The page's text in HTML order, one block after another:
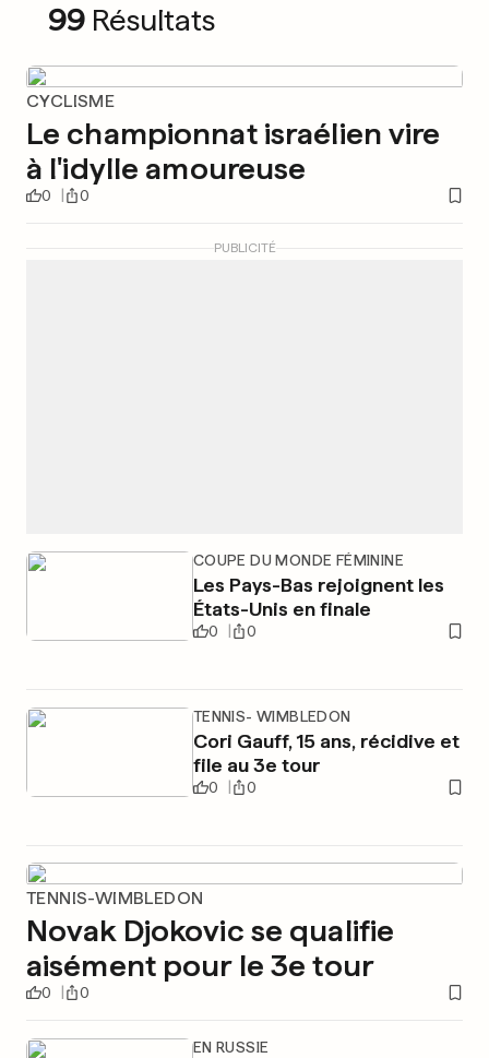
99 Résultats
CYCLISME
Le championnat israélien vire
à l'idylle amoureuse
0 0
COUPE DU MONDE FÉMININE
Les Pays-Bas rejoignent les
États-Unis en finale
0 0
TENNIS- WIMBLEDON
Cori Gauff, 15 ans, récidive et
file au 3e tour
0 0
PUBLICITÉ
TENNIS-WIMBLEDON
Novak Djokovic se qualifie
aisément pour le 3e tour
0 0
EN RUSSIE